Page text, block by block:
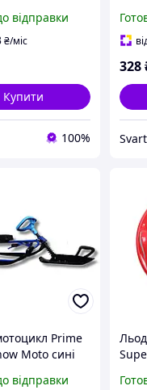
/Svart/ -
products-for-
відправки
₴/міс
Купити
100%
-
328
Svart
Prime
Moto сині
відправки